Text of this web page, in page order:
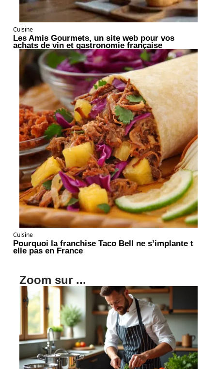
Cuisine
Les Amis Gourmets, un site web pour vos
achats de vin et gastronomie française
Cuisine
Pourquoi la franchise Taco Bell ne s’implante t
elle pas en France
Zoom sur ...